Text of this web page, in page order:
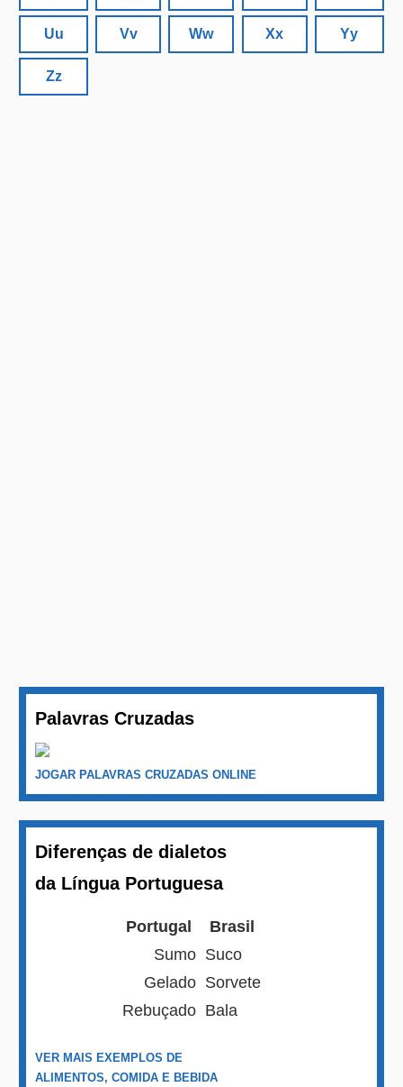
Uu Vv Ww Xx Yy
Zz
Palavras Cruzadas
JOGAR PALAVRAS CRUZADAS ONLINE
Diferenças de dialetos
da Língua Portuguesa
Portugal
Brasil
Sumo Suco
Gelado Sorvete
Rebuçado Bala
VER MAIS EXEMPLOS DE
ALIMENTOS, COMIDA E BEBIDA